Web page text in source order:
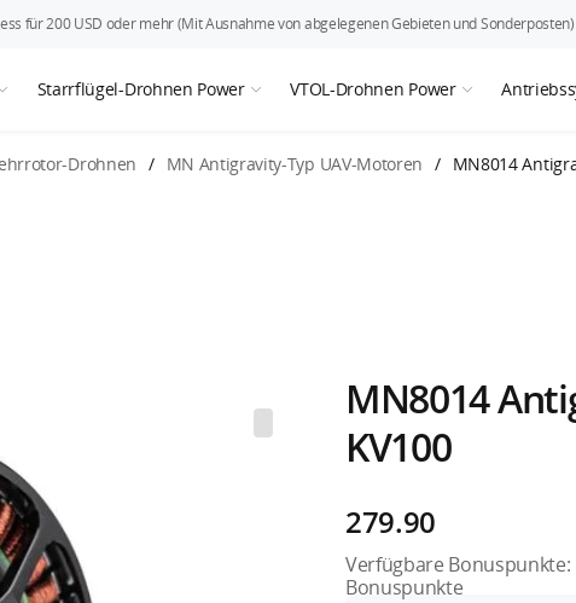
für 200 USD oder mehr (Mit Ausnahme von abgelegenen Gebieten und Sonderposten)
Starrflügel-Drohnen Power VTOL-Drohnen Power
Drohnen / MN Antigravity-Typ UAV-Motoren / MN8014
MN8014
KV100
279.90
Verfügbare Bonuspunkte:
Bonuspunkte